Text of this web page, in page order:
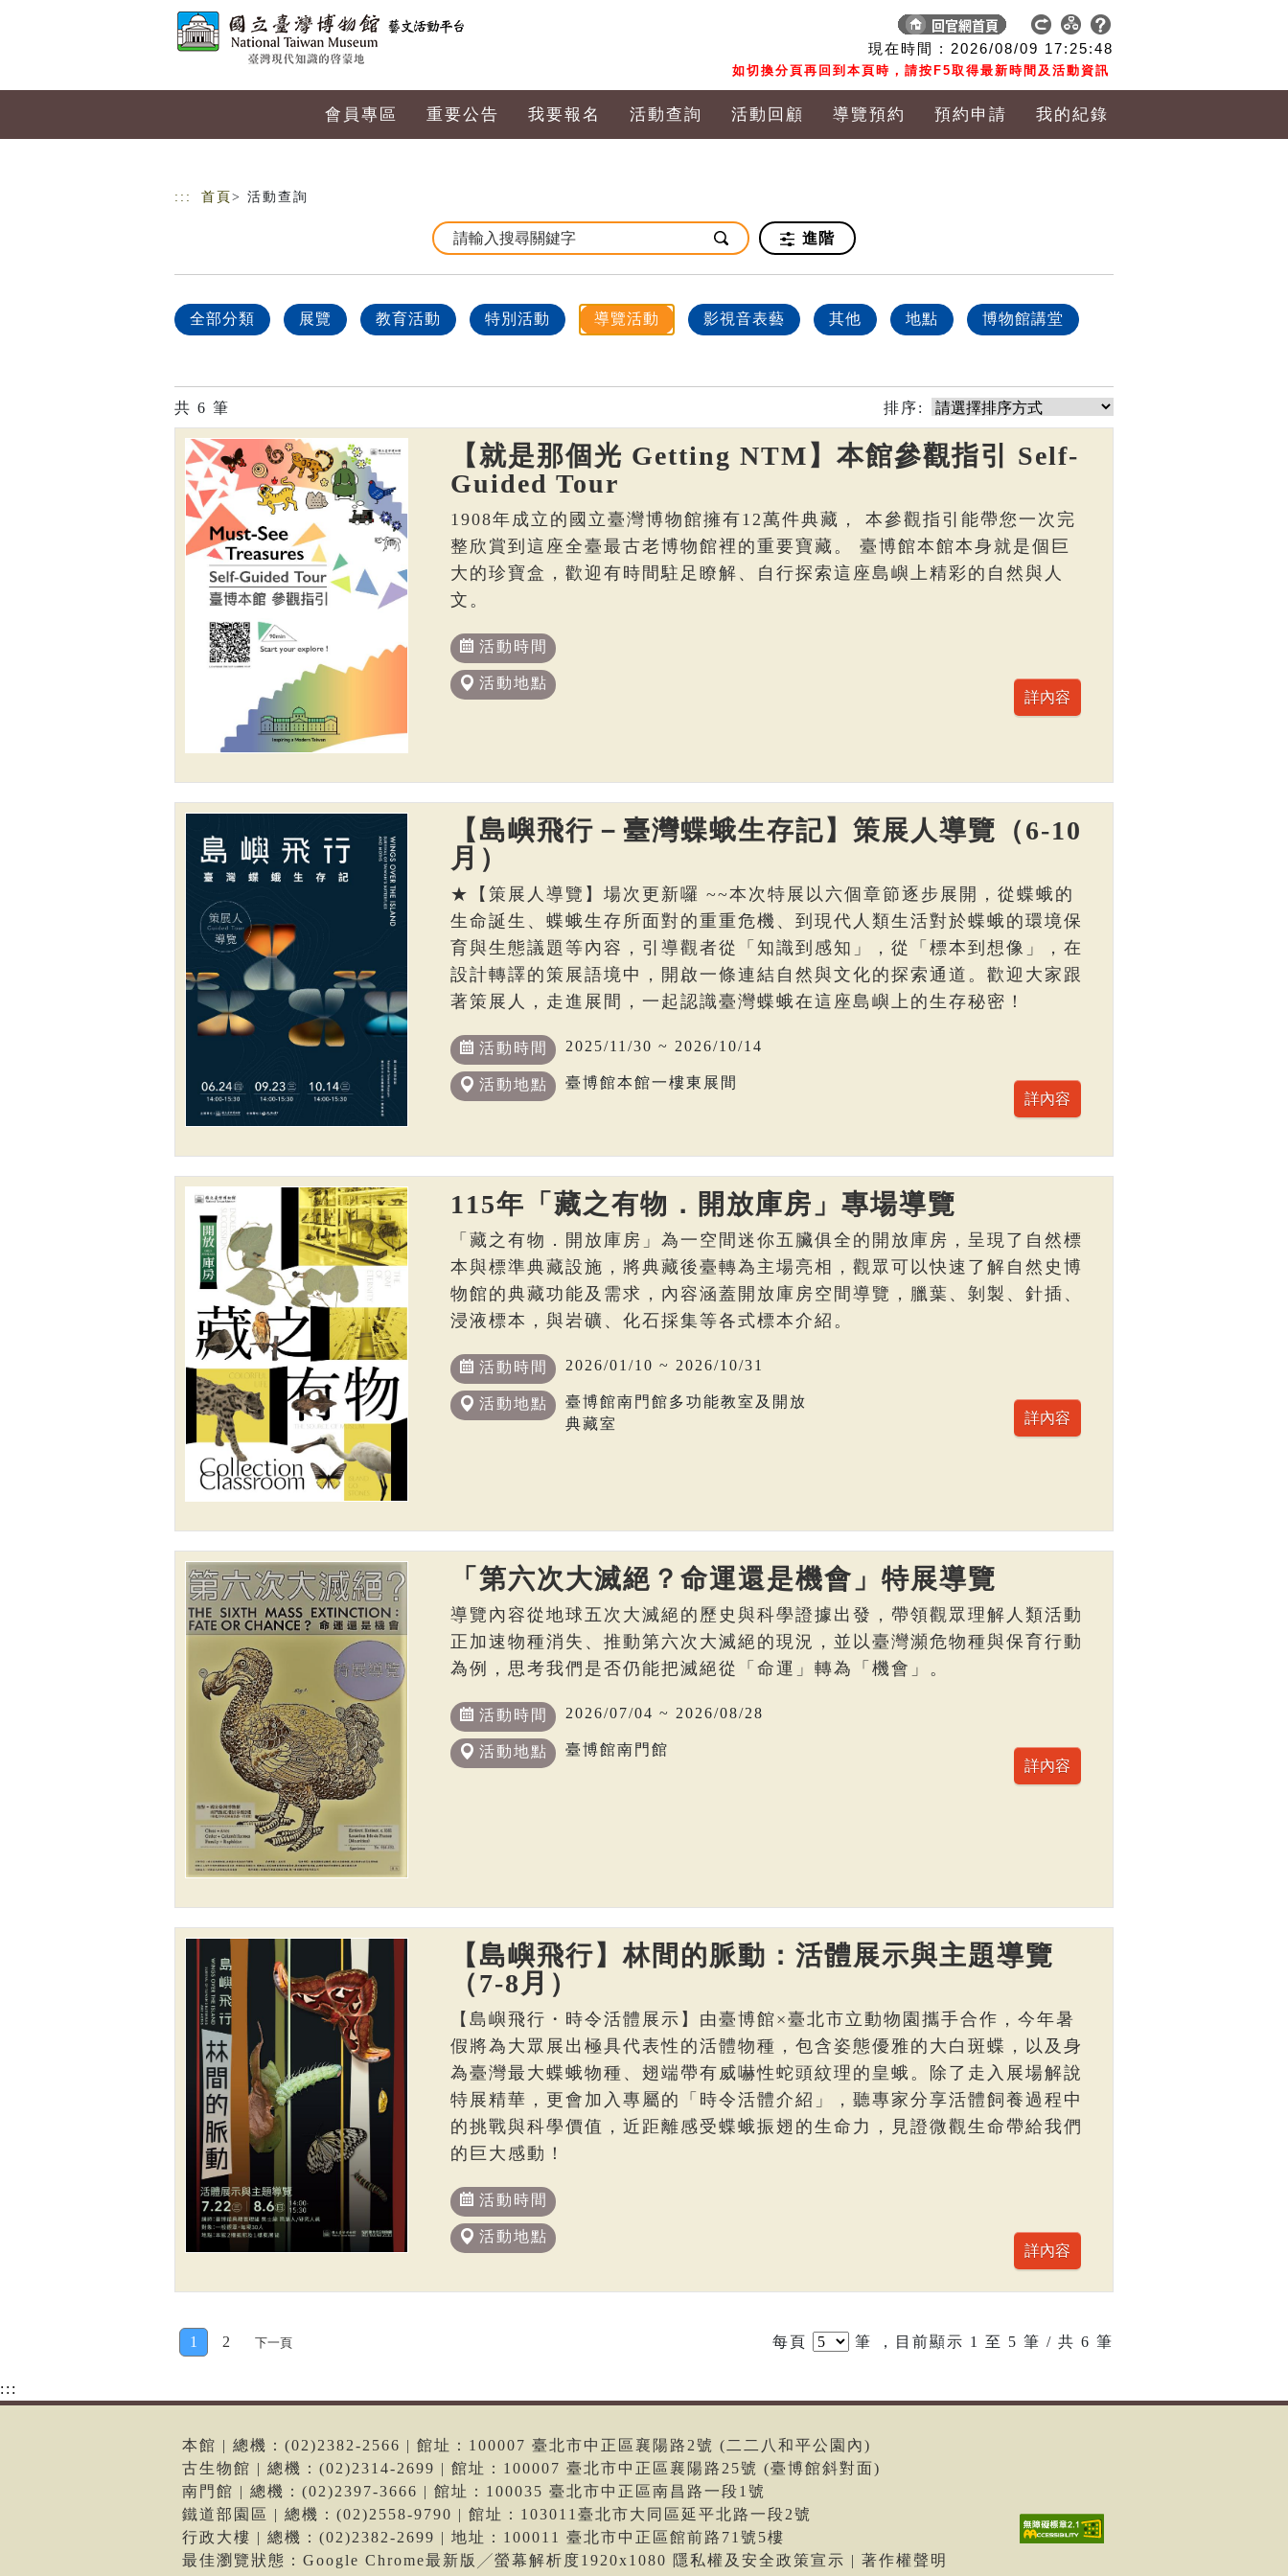
現在時間 : 2026/08/09 17:25:49
如切換分頁再回到本頁時，請按F5取得最新時間及活動資訊
會員專區 重要公告 我要報名 活動查詢 活動回顧 導覽預約 預約申請 我的紀錄
::: 首頁 > 活動查詢
進階
全部分類 展覽 教育活動 特別活動 導覽活動 影視音表藝 其他 地點 博物館講堂
共 6 筆 排序:
【就是那個光 Getting NTM】本館參觀指引 Self-
Guided Tour
1908年成立的國立臺灣博物館擁有12萬件典藏， 本參觀指引能帶您一次完
整欣賞到這座全臺最古老博物館裡的重要寶藏。 臺博館本館本身就是個巨
大的珍寶盒，歡迎有時間駐足瞭解、自行探索這座島嶼上精彩的自然與人
文。
活動時間
活動地點
【島嶼飛行－臺灣蝶蛾生存記】策展人導覽（6-10
月）
★【策展人導覽】場次更新囉 ~~本次特展以六個章節逐步展開，從蝶蛾的
生命誕生、蝶蛾生存所面對的重重危機、到現代人類生活對於蝶蛾的環境保
育與生態議題等內容，引導觀者從「知識到感知」，從「標本到想像」，在
設計轉譯的策展語境中，開啟一條連結自然與文化的探索通道。歡迎大家跟
著策展人，走進展間，一起認識臺灣蝶蛾在這座島嶼上的生存秘密！
活動時間 2025/11/30 ~ 2026/10/14
活動地點 臺博館本館一樓東展間
115年「藏之有物．開放庫房」專場導覽
「藏之有物．開放庫房」為一空間迷你五臟俱全的開放庫房，呈現了自然標
本與標準典藏設施，將典藏後臺轉為主場亮相，觀眾可以快速了解自然史博
物館的典藏功能及需求，內容涵蓋開放庫房空間導覽，臘葉、剝製、針插、
浸液標本，與岩礦、化石採集等各式標本介紹。
活動時間 2026/01/10 ~ 2026/10/31
活動地點
臺博館南門館多功能教室及開放
典藏室
「第六次大滅絕？命運還是機會」特展導覽
導覽內容從地球五次大滅絕的歷史與科學證據出發，帶領觀眾理解人類活動
正加速物種消失、推動第六次大滅絕的現況，並以臺灣瀕危物種與保育行動
為例，思考我們是否仍能把滅絕從「命運」轉為「機會」。
活動時間 2026/07/04 ~ 2026/08/28
活動地點 臺博館南門館
【島嶼飛行】林間的脈動：活體展示與主題導覽
（7-8月）
【島嶼飛行・時令活體展示】由臺博館×臺北市立動物園攜手合作，今年暑
假將為大眾展出極具代表性的活體物種，包含姿態優雅的大白斑蝶，以及身
為臺灣最大蝶蛾物種、翅端帶有威嚇性蛇頭紋理的皇蛾。除了走入展場解說
特展精華，更會加入專屬的「時令活體介紹」，聽專家分享活體飼養過程中
的挑戰與科學價值，近距離感受蝶蛾振翅的生命力，見證微觀生命帶給我們
的巨大感動！
活動時間
活動地點
1 2 下一頁 每頁 筆 ，目前顯示 1 至 5 筆 / 共 6 筆
:::
本館 | 總機：(02)2382-2566 | 館址：100007 臺北市中正區襄陽路2號 (二二八和平公園內)
古生物館 | 總機：(02)2314-2699 | 館址：100007 臺北市中正區襄陽路25號 (臺博館斜對面)
南門館 | 總機：(02)2397-3666 | 館址：100035 臺北市中正區南昌路一段1號
鐵道部園區 | 總機：(02)2558-9790 | 館址：103011臺北市大同區延平北路一段2號
行政大樓 | 總機：(02)2382-2699 | 地址：100011 臺北市中正區館前路71號5樓
最佳瀏覽狀態：Google Chrome最新版╱螢幕解析度1920x1080 隱私權及安全政策宣示 | 著作權聲明